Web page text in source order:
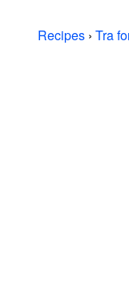
Recipes › Tra